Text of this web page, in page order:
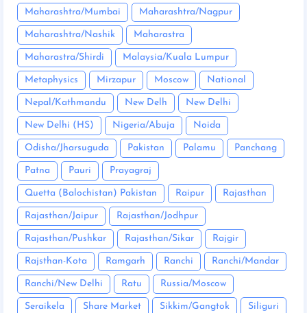
Maharashtra/Mumbai Maharashtra/Nagpur
Maharashtra/Nashik Maharastra
Maharastra/Shirdi Malaysia/Kuala Lumpur
Metaphysics Mirzapur Moscow National
Nepal/Kathmandu New Delh New Delhi
New Delhi (HS) Nigeria/Abuja Noida
Odisha/Jharsuguda Pakistan Palamu Panchang
Patna Pauri Prayagraj
Quetta (Balochistan) Pakistan Raipur Rajasthan
Rajasthan/Jaipur Rajasthan/Jodhpur
Rajasthan/Pushkar Rajasthan/Sikar Rajgir
Rajsthan-Kota Ramgarh Ranchi Ranchi/Mandar
Ranchi/New Delhi Ratu Russia/Moscow
Seraikela Share Market Sikkim/Gangtok Siliguri